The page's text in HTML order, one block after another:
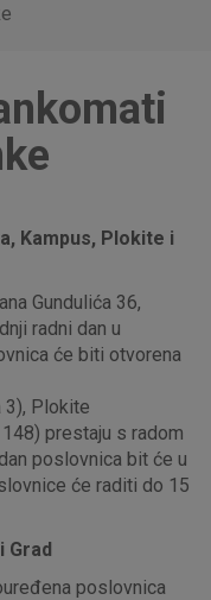
Kampus, Plokite i
Gundulića 36,
radni dan u
će biti otvorena
3), Plokite
prestaju s radom
poslovnica bit će u
će raditi do 15
Grad
poslovnica